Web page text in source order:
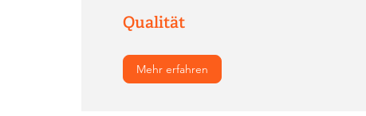
Qualität
Mehr erfahren